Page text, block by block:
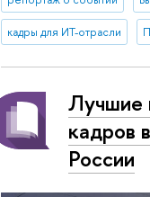
кадры для ИТ-отрасли
Лучшие
кадров
России